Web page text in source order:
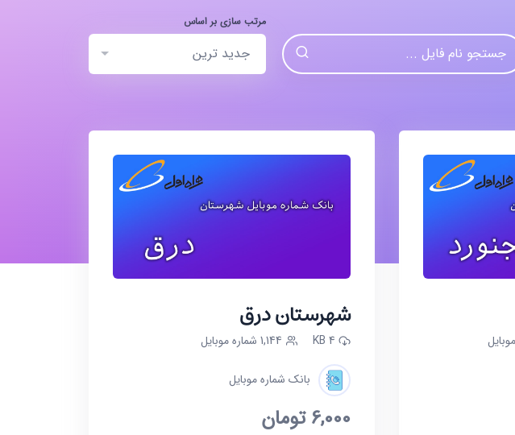
مرتب سازی بر اساس
جدید ترین
شهرستان درق
4 KB 1,144 شماره موبایل
بانک شماره موبایل
6,000تومان